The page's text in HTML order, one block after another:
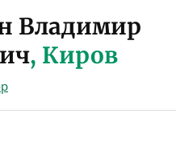
Владимир
, Киров